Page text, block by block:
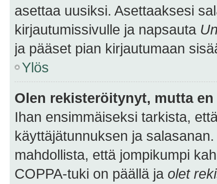
asettaa uusiksi. Asettaaksesi
kirjautumissivulle ja napsauta
ja pääset pian kirjautumaan
Ylös
Olen rekisteröitynyt, mutta
Ihan ensimmäiseksi tarkista,
käyttäjätunnuksen ja
mahdollista, että jompikumpi
COPPA-tuki on päällä ja olet